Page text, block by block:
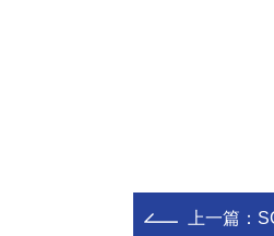
上一篇：